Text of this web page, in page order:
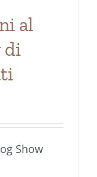
al
di
Show